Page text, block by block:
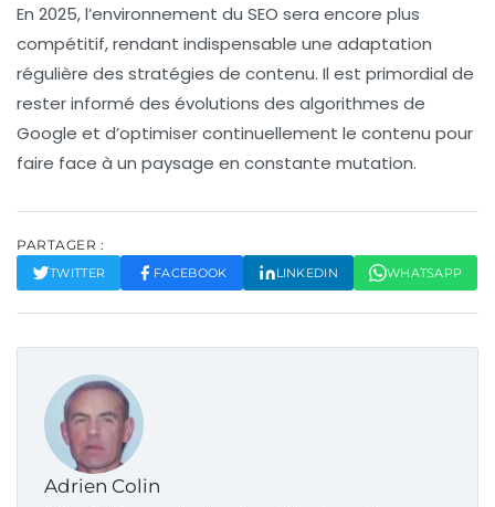
En 2025, l’environnement du SEO sera encore plus
compétitif, rendant indispensable une adaptation
régulière des stratégies de contenu. Il est primordial de
rester informé des évolutions des algorithmes de
Google et d’optimiser continuellement le contenu pour
faire face à un paysage en constante mutation.
PARTAGER :
TWITTER FACEBOOK LINKEDIN WHATSAPP
Adrien Colin